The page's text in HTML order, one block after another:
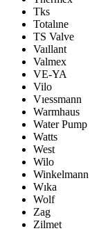
Tks
Totalıne
TS Valve
Vaıllant
Valmex
VE-YA
Vilo
Vıessmann
Warmhaus
Water Pump
Watts
West
Wilo
Winkelmann
Wıka
Wolf
Zag
Zilmet